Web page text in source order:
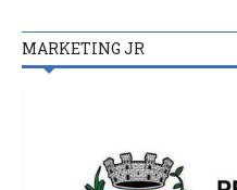
MARKETING JR